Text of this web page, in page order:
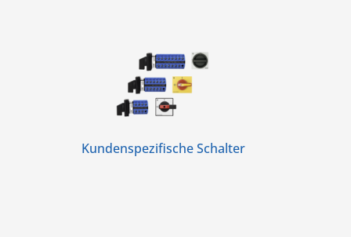
Kundenspezifische Schalter